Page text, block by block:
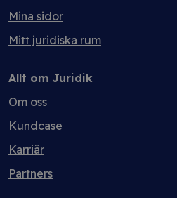
Mina sidor
Mitt juridiska rum
Allt om Juridik
Om oss
Kundcase
Karriär
Partners